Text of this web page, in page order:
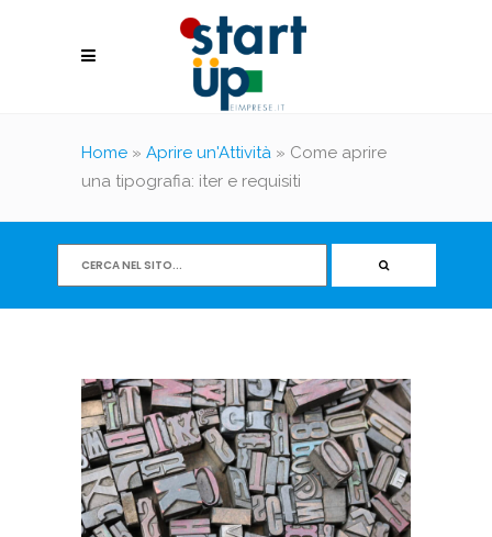
Home » Aprire un'Attività » Come aprire
una tipografia: iter e requisiti